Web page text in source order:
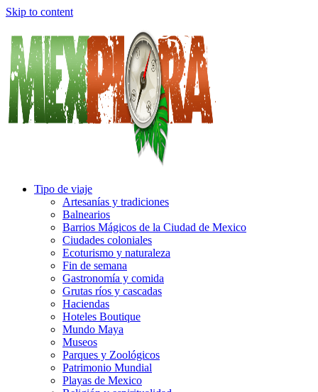
Skip to content
Tipo de viaje
Artesanías y tradiciones
Balnearios
Barrios Mágicos de la Ciudad de Mexico
Ciudades coloniales
Ecoturismo y naturaleza
Fin de semana
Gastronomía y comida
Grutas ríos y cascadas
Haciendas
Hoteles Boutique
Mundo Maya
Museos
Parques y Zoológicos
Patrimonio Mundial
Playas de Mexico